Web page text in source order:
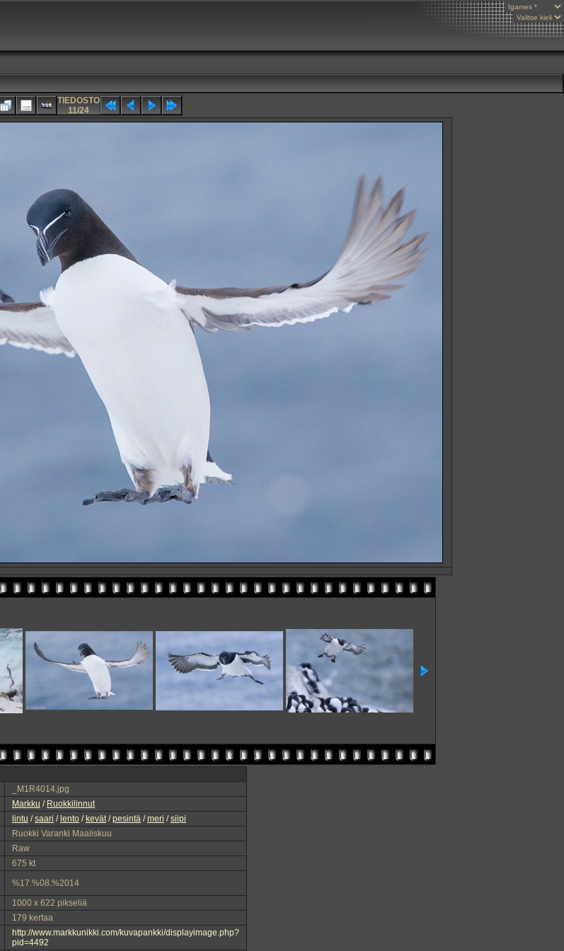
TIEDOSTO
11/24
_M1R4014.jpg
Markku / Ruokkilinnut
lintu /saari / lento / kevät/pesintä /meri /siipi
Ruokki Varanki Maaliskuu
Raw
675 kt
%17.%08.%2014
1000 x 622 pikseliä
179 kertaa
http://www.markkunikki.com/kuvapankki/displayimage.php?
pid=4492